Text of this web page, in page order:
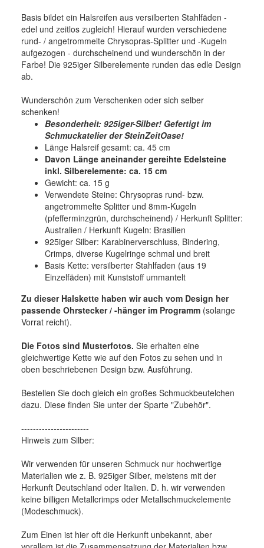
Basis bildet ein Halsreifen aus versilberten Stahlfäden -
edel und zeitlos zugleich! Hierauf wurden verschiedene
rund- / angetrommelte Chrysopras-Splitter und -Kugeln
aufgezogen - durchscheinend und wunderschön in der
Farbe! Die 925iger Silberelemente runden das edle Design
ab.
Wunderschön zum Verschenken oder sich selber
schenken!
Besonderheit: 925iger-Silber! Gefertigt im
Schmuckatelier der SteinZeitOase!
Länge Halsreif gesamt: ca. 45 cm
Davon Länge aneinander gereihte Edelsteine
inkl. Silberelemente: ca. 15 cm
Gewicht: ca. 15 g
Verwendete Steine: Chrysopras rund- bzw.
angetrommelte Splitter und 8mm-Kugeln
(pfefferminzgrün, durchscheinend) / Herkunft Splitter:
Australien / Herkunft Kugeln: Brasilien
925iger Silber: Karabinerverschluss, Bindering,
Crimps, diverse Kugelringe schmal und breit
Basis Kette: versilberter Stahlfaden (aus 19
Einzelfäden) mit Kunststoff ummantelt
Zu dieser Halskette haben wir auch vom Design her
passende Ohrstecker / -hänger im Programm (solange
Vorrat reicht).
Die Fotos sind Musterfotos. Sie erhalten eine
gleichwertige Kette wie auf den Fotos zu sehen und in
oben beschriebenen Design bzw. Ausführung.
Bestellen Sie doch gleich ein großes Schmuckbeutelchen
dazu. Diese finden Sie unter der Sparte "Zubehör".
-----------------------
Hinweis zum Silber:
Wir verwenden für unseren Schmuck nur hochwertige
Materialien wie z. B. 925iger Silber, meistens mit der
Herkunft Deutschland oder Italien. D. h. wir verwenden
keine billigen Metallcrimps oder Metallschmuckelemente
(Modeschmuck).
Zum Einen ist hier oft die Herkunft unbekannt, aber